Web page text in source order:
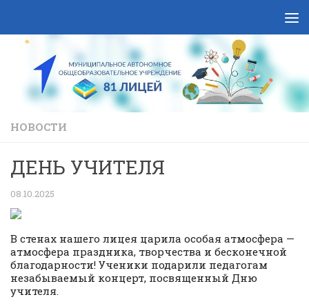
НОВОСТИ
ДЕНЬ УЧИТЕЛЯ
08.10.2025
В стенах нашего лицея царила особая атмосфера —
атмосфера праздника, творчества и бесконечной
благодарности! Ученики подарили педагогам
незабываемый концерт, посвященный Дню
учителя.